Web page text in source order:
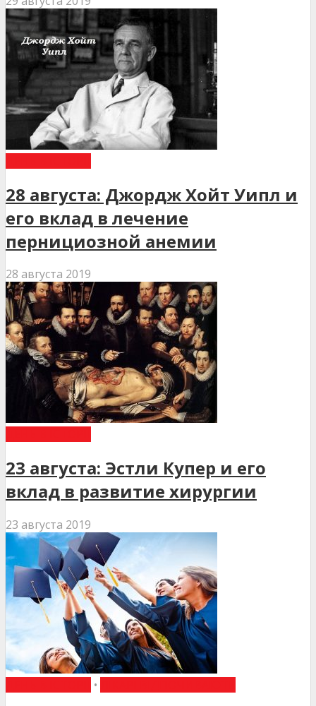
28 августа: Джордж Хойт Уипл и
его вклад в лечение
пернициозной анемии
28 августа 2019
23 августа: Эстли Купер и его
вклад в развитие хирургии
23 августа 2019
•